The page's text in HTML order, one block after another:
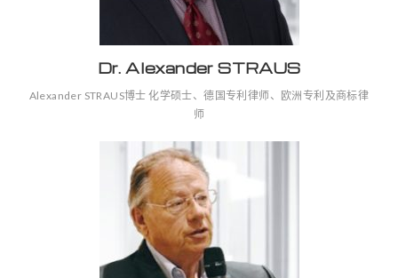
Dr. Alexander STRAUS
Alexander STRAUS博士 化学硕士、德国专利律师、欧洲专利及商标律
师